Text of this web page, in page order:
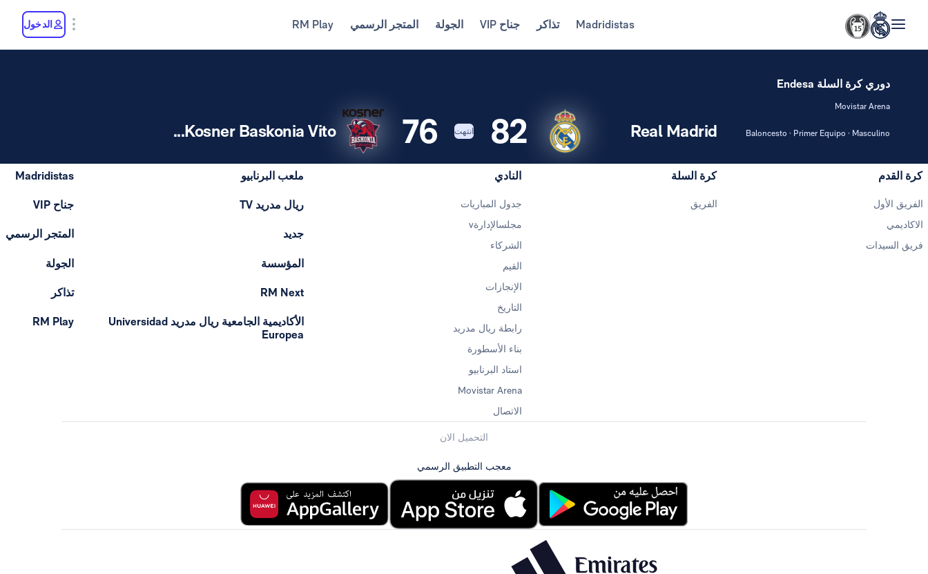
Madridistas تذاكر جناح VIP الجولة المتجر الرسمي RM Play الدخول
دوري كرة السلة Endesa
Movistar Arena
Baloncesto · Primer Equipo · Masculino
82
76 Real Madrid انتهت Kosner Baskonia Vito...
كرة القدم
الفريق الأول
الاكاديمي
فريق السيدات
كرة السلة
الفريق
النادي
جدول المباريات
مجلسالإدارةv
الشركاء
القيم
الإنجازات
التاريخ
رابطة ريال مدريد
بناء الأسطورة
استاد البرنابيو
Movistar Arena
الاتصال
ملعب البرنابيو
ريال مدريد TV
جديد
المؤسسة
RM Next
الأكاديمية الجامعية ريال مدريد Universidad
Europea
Madridistas
جناح VIP
المتجر الرسمي
الجولة
تذاكر
RM Play
التحميل الان
معجب التطبيق الرسمي